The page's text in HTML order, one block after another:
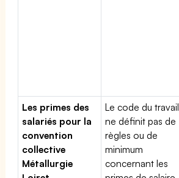
Les primes des
salariés pour la
convention
collective
Métallurgie
Le code du travail
ne définit pas de
règles ou de
minimum
concernant les